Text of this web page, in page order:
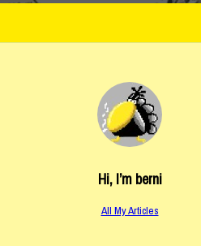
Hi, I’m berni
All My Articles